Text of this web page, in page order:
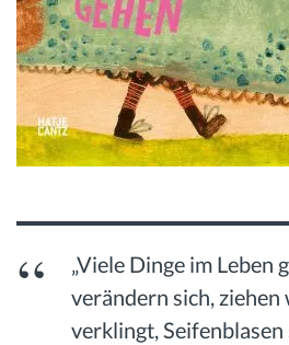
„Viele Dinge im Leben
verändern sich,
verklingt,